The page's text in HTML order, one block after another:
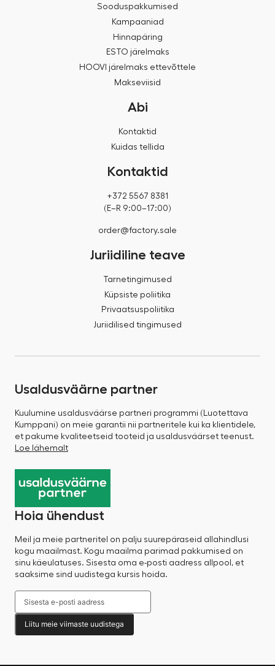
Sooduspakkumised
Kampaaniad
Hinnapäring
ESTO järelmaks
HOOVI järelmaks ettevõttele
Makseviisid
Abi
Kontaktid
Kuidas tellida
Kontaktid
+372 5567 8381
(E–R 9:00–17:00)
order@factory.sale
Juriidiline teave
Tarnetingimused
Küpsiste poliitika
Privaatsuspoliitika
Juriidilised tingimused
Usaldusväärne partner
Kuulumine usaldusväärse partneri programmi (Luotettava
Kumppani) on meie garantii nii partneritele kui ka klientidele,
et pakume kvaliteetseid tooteid ja usaldusväärset teenust.
Loe lähemalt
Hoia ühendust
Meil ja meie partneritel on palju suurepäraseid allahindlusi
kogu maailmast. Kogu maailma parimad pakkumised on
sinu käeulatuses. Sisesta oma e-posti aadress allpool, et
saaksime sind uudistega kursis hoida.
Liitu meie viimaste uudistega